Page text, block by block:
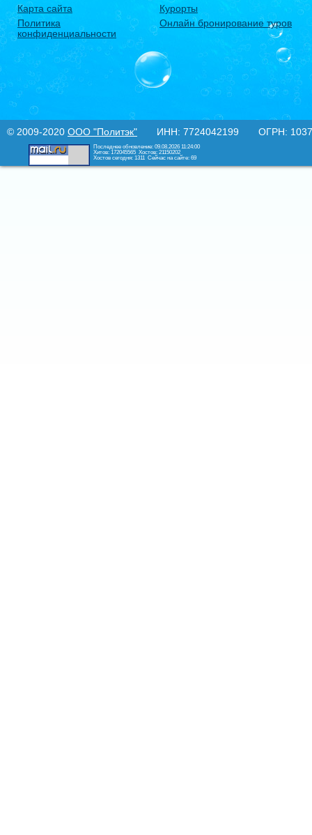
Карта сайта
Политика
конфиденциальности
Курорты
Онлайн бронирование туров
© 2009-2020 ООО "Политэк" ИНН: 7724042199 ОГРН:
Последнее обновление: 09.08.2026 11:24:00
Хитов: 172045565 Хостов: 21150202
Хостов сегодня: 1311 Сейчас на сайте: 69